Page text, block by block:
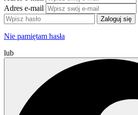
Adres e-mail
Zaloguj się
Nie pamiętam hasła
lub